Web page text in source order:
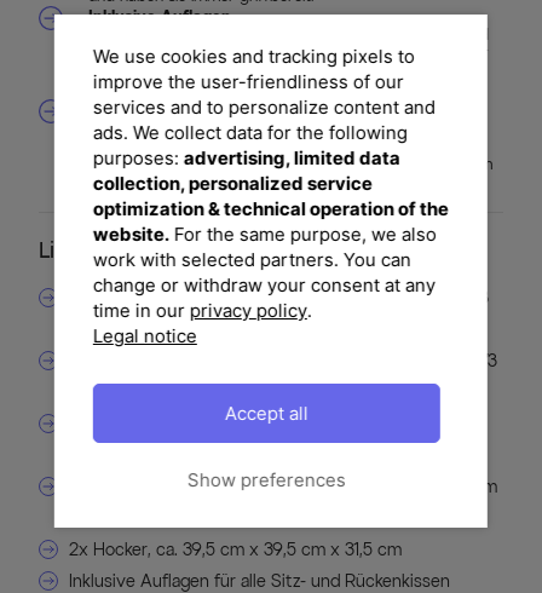
Inklusive Auflagen
Rückenkissen geliefert. Die atmungsaktiven und n Polster
sorgen für ein angenehmes Sitzgefühl und sind leicht zu
reinigen.
Witterungsbeständig
Das hochwertige Polyrattan-Geflecht und die stabilen
Materialien sind besonders witterungsbeständig, sodass
die Lounge auch bei wechselnden Wetterbedingungen im
Freien genutzt werden kann.
Lieferumfang
1x 3-Sitzer-Sofa mit verstellbarer Rückenlehne, ca. 193
cm x 84 cm x 73 cm
1x 2-Sitzer-Sofa mit Stauraum, ca. 143 cm x 84 cm x 73
cm
1x Eckelement mit Stauraum, ca. 84 cm x 84 cm x 73
1x Rattanesstisch mit Sicherheitsglasplatte, ca. 134 cm
2x Hocker, ca. 39,5 cm x 39,5 cm x 31,5 cm
Inklusive Auflagen für alle Sitz- und Rückenkissen
We use cookies and tracking pixels to
improve the user-friendliness of our
services and to personalize content and
ads. We collect data for the following
purposes: advertising, limited data
collection, personalized service
optimization & technical operation of the
website.For the same purpose, we also
work with selected partners. You can
change or withdraw your consent at any
time in our privacy policy.
Legal notice
Show preferences
Accept all